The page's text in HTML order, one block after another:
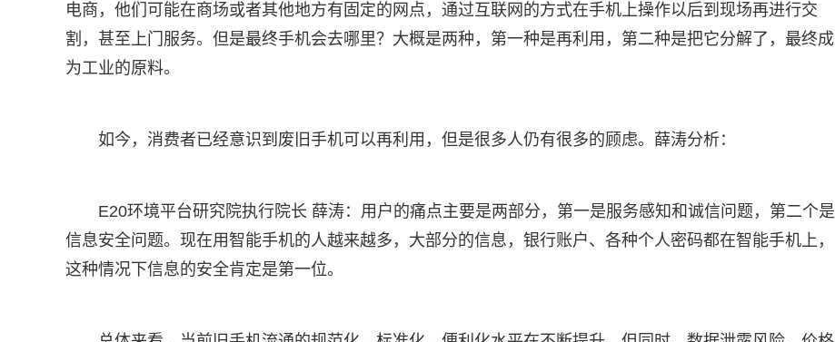
电商，他们可能在商场或者其他地方有固定的网点，通过互联网的方式在手机上操作以后到现场再进行交
割，甚至上门服务。但是最终手机会去哪里？大概是两种，第一种是再利用，第二种是把它分解了，最终成
为工业的原料。
如今，消费者已经意识到废旧手机可以再利用，但是很多人仍有很多的顾虑。薛涛分析：
E20环境平台研究院执行院长 薛涛：用户的痛点主要是两部分，第一是服务感知和诚信问题，第二个是
信息安全问题。现在用智能手机的人越来越多，大部分的信息，银行账户、各种个人密码都在智能手机上，
这种情况下信息的安全肯定是第一位。